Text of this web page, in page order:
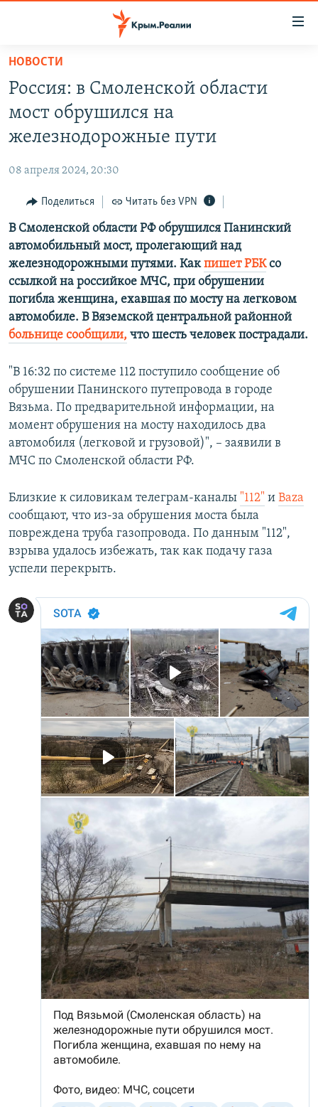
Вернуться
основному
содержанию
главной
навигации
Вернутся
поиску
СПЕЦПРОЕКТЫ
11 ЛЕТ ОККУПАЦИИ КРЫМА. 11 ИСТОРИЙ СОПРОТИВЛЕНИЯ
ЕЩЕ
ИНТЕРАКТИВ
ИНФОГРАФИКА
ТЕЛЕПРОЕКТ КРЫМ.РЕАЛИИ
СОВЕТЫ ПРАВОЗАЩИТНИКОВ
ПРОПАВШИЕ БЕЗ ВЕСТИ
ПОБЕДИТЕЛЕЙ НЕ СУДЯТ?
УКРАИНСКАЯ ПРОБЛЕМА КРЫМА
РАДІО СВОБОДА
КАК ОБОЙТИ БЛОКИРОВКУ
Українською
Qırımtatar
ПРИСОЕДИНЯЙТЕСЬ!
Все сайты RFE/RL
НОВОСТИ
Россия: в Смоленской области
мост обрушился на
железнодорожные пути
08 апреля 2024, 20:30
Поделиться Читать без VPN
В Смоленской области РФ обрушился Панинский
автомобильный мост, пролегающий над
железнодорожными путями. Какпишет РБКсо
ссылкой на российкое МЧС, при обрушении
погибла женщина, ехавшая по мосту на легковом
автомобиле. В Вяземской центральной районной
больнице сообщили, что шесть человек пострадали.
"В 16:32 по системе 112 поступило сообщение об
обрушении Панинского путепровода в городе
Вязьма. По предварительной информации, на
момент обрушения на мосту находилось два
автомобиля (легковой и грузовой)", – заявили в
МЧС по Смоленской области РФ.
Близкие к силовикам телеграм-каналы "112" и Baza
сообщают, что из-за обрушения моста была
повреждена труба газопровода. По данным "112",
взрыва удалось избежать, так как подачу газа
успели перекрыть.